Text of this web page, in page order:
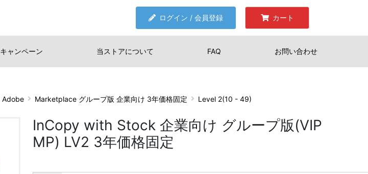
ログイン / 会員登録 カート
キャンペーン 当ストアについて FAQ お問い合わせ
Adobe Marketplace グループ版 企業向け 3年価格固定 Level 2(10 - 49)
InCopy with Stock 企業向け グループ版(VIP
MP) LV2 3年価格固定